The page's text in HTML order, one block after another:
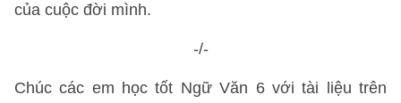
của cuộc đời mình.
-/-
Chúc các em học tốt Ngữ Văn 6 với tài liệu trên